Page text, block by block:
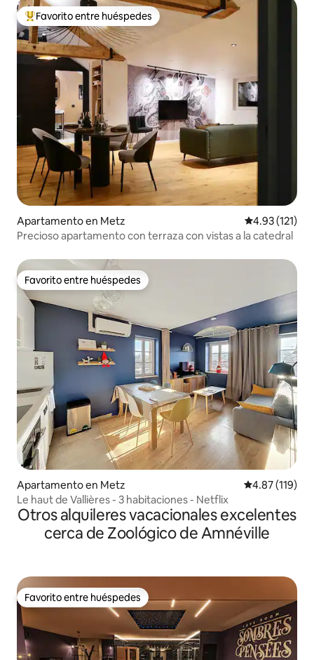
Favorito entre huéspedes preferido
Favorito entre huéspedes
Apartamento en Metz Calificación
4.93 (121)
Precioso apartamento con terraza con vistas a la catedral
Favorito entre huéspedes
Favorito entre huéspedes
Apartamento en Metz Calificación
4.87 (119)
Le haut de Vallières - 3 habitaciones - Netflix
Otros alquileres vacacionales excelentes
cerca de Zoológico de Amnéville
Favorito entre huéspedes
Favorito entre huéspedes